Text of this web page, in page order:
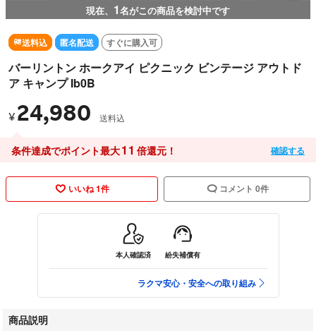
現在、 1名がこの商品を検討中です
送料込 匿名配送 すぐに購入可
バーリントン ホークアイ ピクニック ビンテージ アウトド
ア キャンプ Ib0B
¥ 24,980 送料込
条件達成でポイント最大11 倍還元！ 確認する
いいね 1件 コメント 0件
本人確認済 紛失補償有
ラクマ安心・安全への取り組み
商品説明